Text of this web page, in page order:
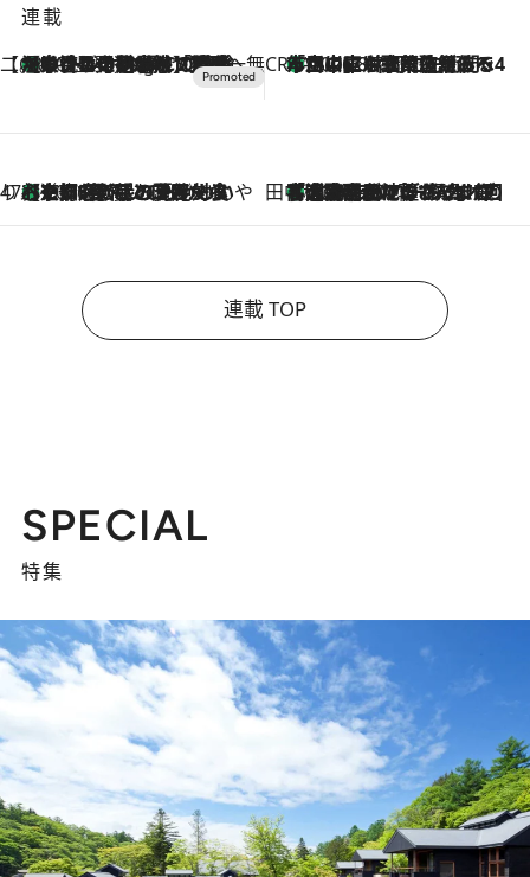
連載
【CREA×星野リゾート】唯一無二。癒しと発見が待つ場所へ
10 Hours Ago
【トンボの足水浴】ヒノキの香りに包まれて涼感マックス！約13℃の湧水かけ流しを避暑地「星野温泉 トンボの湯」で体験 CREA'S CHOICE
2026.8.7
「立川にも歌舞伎があるんだよ」 片岡仁左衛門・市川中車ら豪華座組みで4年目の立川立飛歌舞伎へ
47都道府県の手みやげ ひんやりスイーツで夏を満喫
2026.8.7
【京都府】この夏絶対食べたい 冷やしておいしいおやつ3選 ひと口目から心を掴む新緑のテリーヌ 田中稲の勝手に再ブーム
2026.8.7
「湘南乃風に憧れて」観客大盛上がりの“タオル回し”に、ラッパー顔負けの高速歌唱まで…さだまさし（74）のアグレッシブすぎる現在地
連載 TOP
SPECIAL
特集